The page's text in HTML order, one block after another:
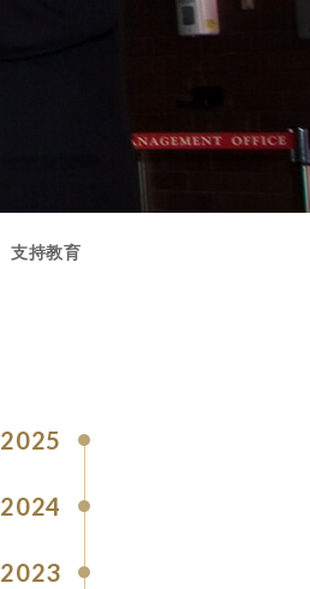
支持教育
2025
2024
2023